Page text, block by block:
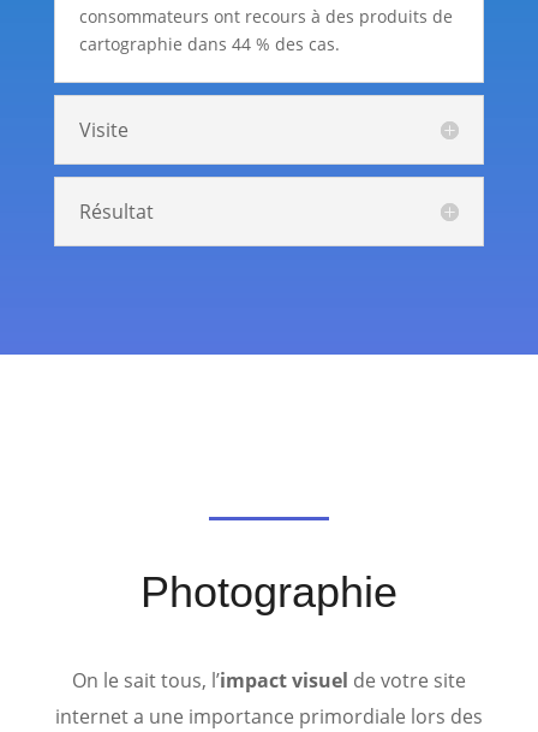
consommateurs ont recours à des produits de
cartographie dans 44 % des cas.
Visite
Résultat
Photographie
On le sait tous, l’impact visuel de votre site
internet a une importance primordiale lors des